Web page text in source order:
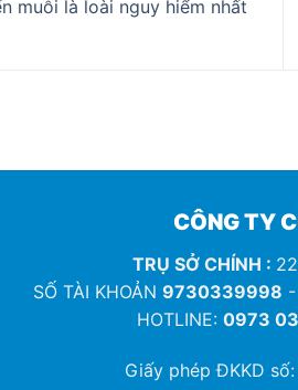
muỗi là loài nguy hiểm nhất
CÔNG TY
TRỤ SỞ CHÍNH :
SỐ TÀI KHOẢN 9730339998
HOTLINE: 0973
Giấy phép ĐKKD số: